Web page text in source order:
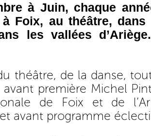
à Juin, chaque
Foix, au théâtre,
les vallées
théâtre, de la danse,
avant première Michel
de Foix et de
avant programme